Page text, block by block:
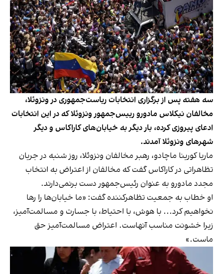
سه هفته پس از برگزاری انتخابات ریاست‌جمهوری در ونزوئلا،
مخالفان نیکلاس مادورو رییس‌جمهور ونزوئلا که در این انتخابات
ادعای پیروزی کرده، بار دیگر به خیابان‌های کاراکاس و دیگر
شهرهای ونزوئلا آمدند.
ماریا کورینا ماچادو، رهبر مخالفان ونزوئلا، روز شنبه در جریان
تظاهراتی در کاراکاس گفت که مخالفان از اعتراض به انتخاب
مجدد مادورو به عنوان رئیس‌جمهور دست برنمی‌دارند.
او خطاب به جمعیت تظاهرکننده گفت: «ما خیابان‌ها را رها
نخواهیم کرد... با هوش، با احتیاط، با جسارت و مسالمت‌آمیز،
زیرا خشونت مناسب آنهاست. اعتراض مسالمت‌آمیز حق
ماست.»